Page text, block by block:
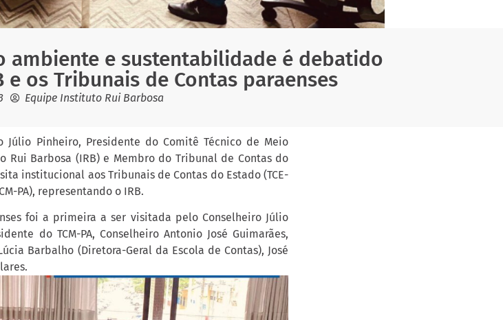
ambiente e sustentabilidade é debatido
e os Tribunais de Contas paraenses
Equipe Instituto Rui Barbosa
Júlio Pinheiro, Presidente do Comitê Técnico de Meio
Barbosa (IRB) e Membro do Tribunal de Contas do
institucional aos Tribunais de Contas do Estado (TCE-
PA), representando o IRB.
foi a primeira a ser visitada pelo Conselheiro Júlio
do TCM-PA, Conselheiro Antonio José Guimarães,
Barbalho (Diretora-Geral da Escola de Contas), José